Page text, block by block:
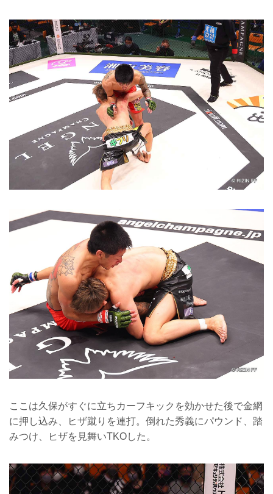
ここは久保がすぐに立ちカーフキックを効かせた後で金網
に押し込み、ヒザ蹴りを連打。倒れた秀義にパウンド、踏
みつけ、ヒザを見舞いTKOした。